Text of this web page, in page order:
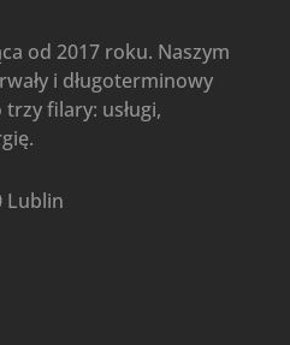
od 2017 roku. Naszym
i długoterminowy
filary: usługi,
Lublin